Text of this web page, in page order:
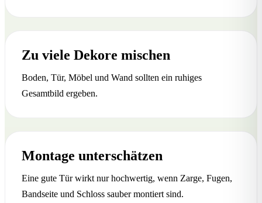
Zu viele Dekore mischen
Boden, Tür, Möbel und Wand sollten ein ruhiges
Gesamtbild ergeben.
Montage unterschätzen
Eine gute Tür wirkt nur hochwertig, wenn Zarge, Fugen,
Bandseite und Schloss sauber montiert sind.